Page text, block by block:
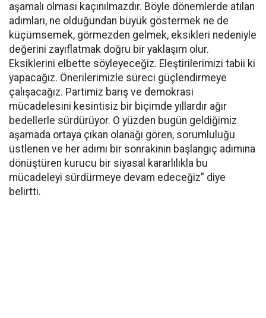
aşamalı olması kaçınılmazdır. Böyle dönemlerde atılan
adımları, ne olduğundan büyük göstermek ne de
küçümsemek, görmezden gelmek, eksikleri nedeniyle
değerini zayıflatmak doğru bir yaklaşım olur.
Eksiklerini elbette söyleyeceğiz. Eleştirilerimizi tabii ki
yapacağız. Önerilerimizle süreci güçlendirmeye
çalışacağız. Partimiz barış ve demokrasi
mücadelesini kesintisiz bir biçimde yıllardır ağır
bedellerle sürdürüyor. O yüzden bugün geldiğimiz
aşamada ortaya çıkan olanağı gören, sorumluluğu
üstlenen ve her adımı bir sonrakinin başlangıç adımına
dönüştüren kurucu bir siyasal kararlılıkla bu
mücadeleyi sürdürmeye devam edeceğiz” diye
belirtti.